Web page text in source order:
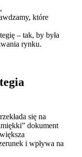
które
– tak, by była
rynku.
się na
dokument
i wpływa na